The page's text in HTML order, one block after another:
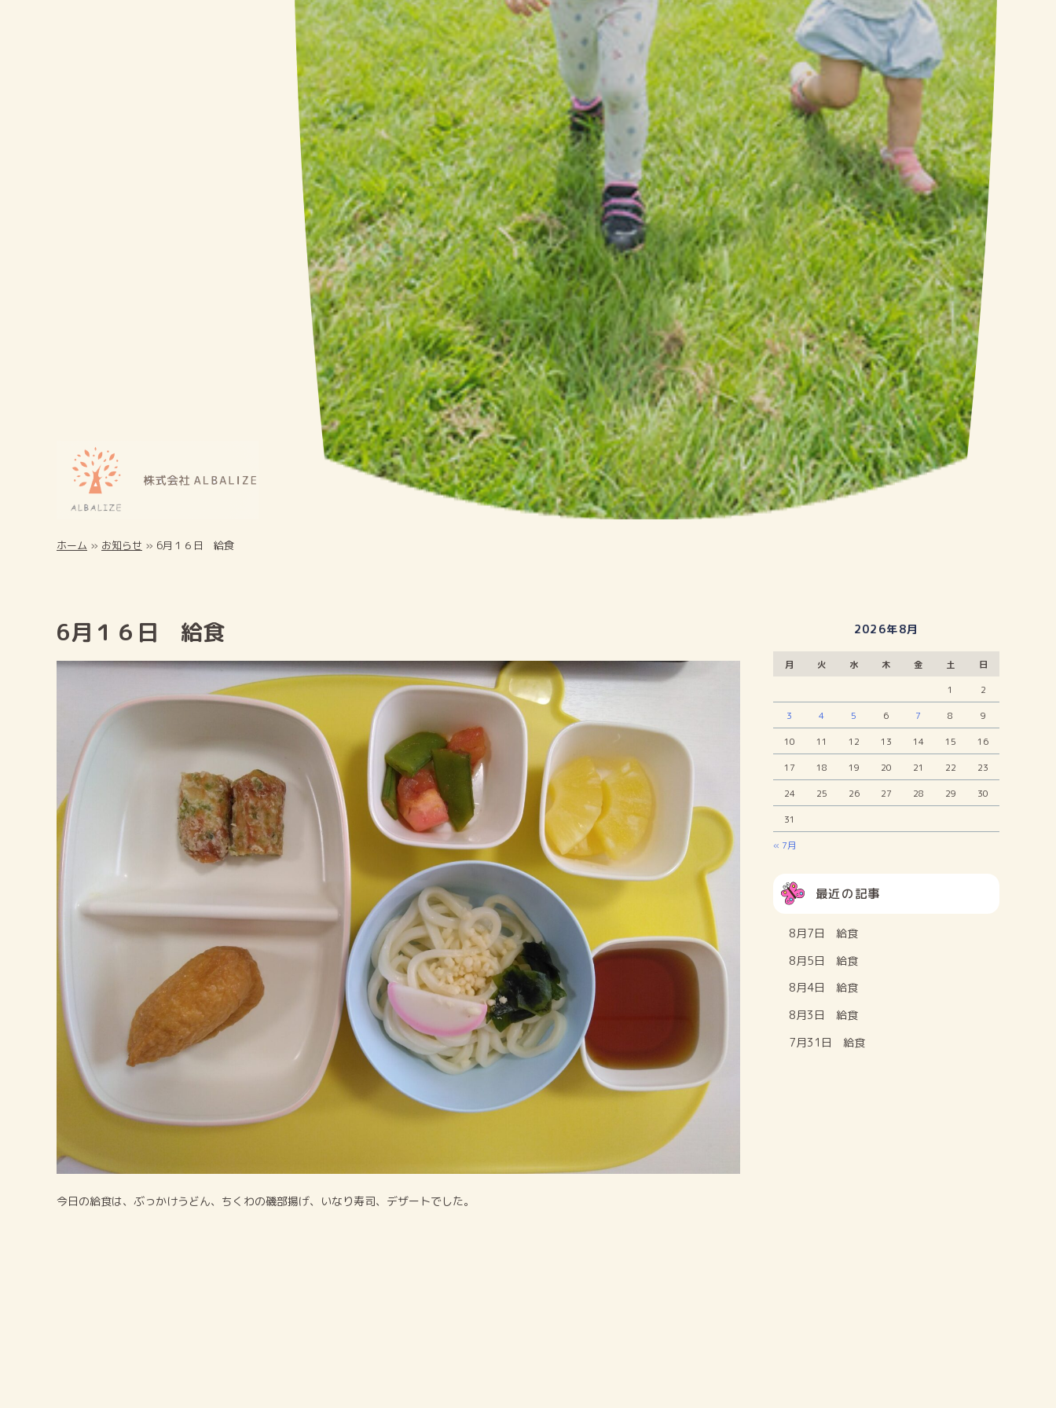
ホーム » お知らせ » 6月１６日 給食
6月１６日 給食
今日の給食は、ぶっかけうどん、ちくわの磯部揚げ、いなり寿司、デザートでした。
2026年8月
月 火 水 木 金 土 日
« 7月
1 2
3 4 5 6 7 8 9
10 11 12 13 14 15 16
17 18 19 20 21 22 23
24 25 26 27 28 29 30
31
最近の記事
8月7日 給食
8月5日 給食
8月4日 給食
8月3日 給食
7月31日 給食